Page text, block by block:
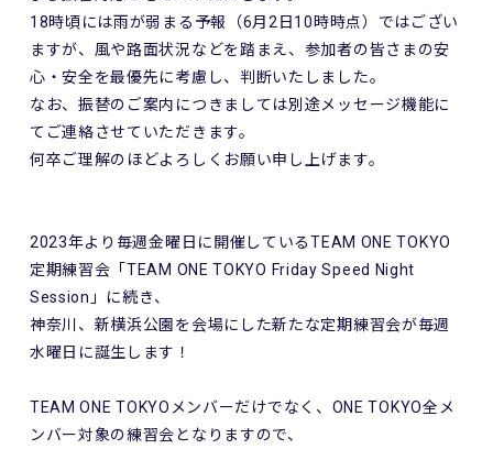
18時頃には雨が弱まる予報（6月2日10時時点）ではござい
ますが、風や路面状況などを踏まえ、参加者の皆さまの安
心・安全を最優先に考慮し、判断いたしました。
なお、振替のご案内につきましては別途メッセージ機能に
てご連絡させていただきます。
何卒ご理解のほどよろしくお願い申し上げます。
2023年より毎週金曜日に開催しているTEAM ONE TOKYO
定期練習会「TEAM ONE TOKYO Friday Speed Night
Session」に続き、
神奈川、新横浜公園を会場にした新たな定期練習会が毎週
水曜日に誕生します！
TEAM ONE TOKYOメンバーだけでなく、ONE TOKYO全メ
ンバー対象の練習会となりますので、